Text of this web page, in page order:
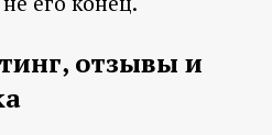
отзывы и